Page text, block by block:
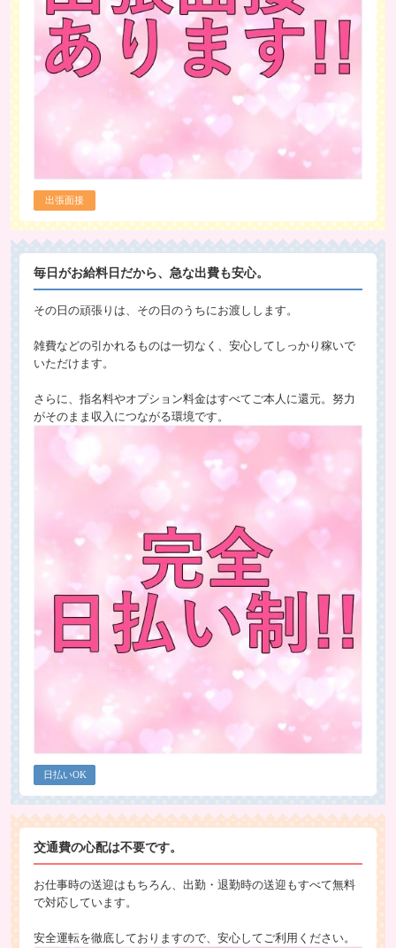
出張面接
毎日がお給料日だから、急な出費も安心。
その日の頑張りは、その日のうちにお渡しします。
雑費などの引かれるものは一切なく、安心してしっかり稼いで
いただけます。
さらに、指名料やオプション料金はすべてご本人に還元。努力
がそのまま収入につながる環境です。
日払いOK
交通費の心配は不要です。
お仕事時の送迎はもちろん、出勤・退勤時の送迎もすべて無料
で対応しています。
安全運転を徹底しておりますので、安心してご利用ください。